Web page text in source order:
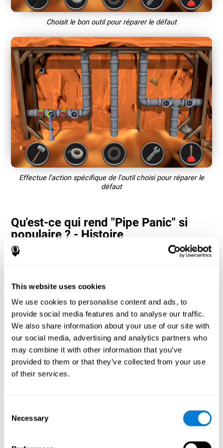
This website uses cookies
We use cookies to personalise content and ads, to
provide social media features and to analyse our traffic.
We also share information about your use of our site with
our social media, advertising and analytics partners who
may combine it with other information that you’ve
provided to them or that they’ve collected from your use
of their services.
Selection
Necessary
Choisit le bon outil pour réparer le défaut
Effectue l'action spécifique de l'outil choisi pour réparer le
défaut
Qu'est-ce qui rend "Pipe Panic" si
populaire ? - Histoire
Les jeux de temps de réaction et de coordination œil-main, tels
fixer des objectifs de plus en plus complexes qui nécessiteront
une plus grande dextérité des capacités cognitives impliquées,
contribuant à les stimuler.
Comment le jeu mental "Pipe Panic"
améliore-t-il mes capacités
cognitives ?
Jouer "Pipe Panic" stimule un modèle d'activation neuronale
spécifique. La répétition et l'entraînement constants de ce
schéma peuvent aider à optimiser les connexions neuronales et
"Pipe Panic" aide à exercer le temps de réaction, la coordination
œil-main et la perception visuelle. La stimulation constante de
ces compétences peut aider à créer de nouvelles synapses et à